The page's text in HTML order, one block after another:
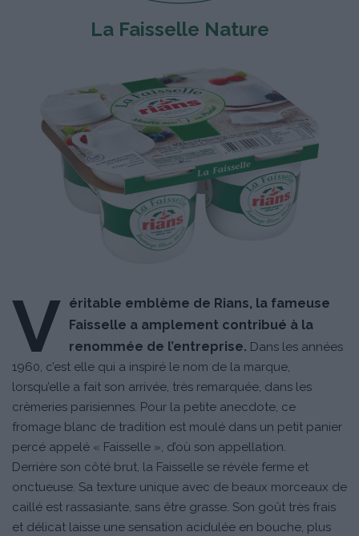
La Faisselle Nature
V éritable emblème de Rians, la fameuse
Faisselle a amplement contribué à la
renommée de l’entreprise. Dans les années
1960, c’est elle qui a inspiré le nom de la marque,
lorsqu’elle a fait son arrivée, très remarquée, dans les
crèmeries parisiennes. Pour la petite anecdote, ce
fromage blanc de tradition est moulé dans un petit panier
percé appelé « Faisselle », d’où son appellation.
Derrière son côté brut, la Faisselle se révèle ferme et
onctueuse. Sa texture unique avec de beaux morceaux de
caillé est rassasiante, sans être grasse. Son goût très frais
et délicat laisse une sensation acidulée en bouche, plus